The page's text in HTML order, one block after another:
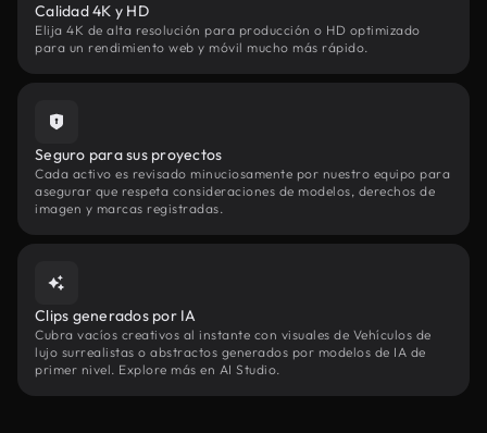
Calidad 4K y HD
Elija 4K de alta resolución para producción o HD optimizado
para un rendimiento web y móvil mucho más rápido.
Seguro para sus proyectos
Cada activo es revisado minuciosamente por nuestro equipo para
asegurar que respeta consideraciones de modelos, derechos de
imagen y marcas registradas.
Clips generados por IA
Cubra vacíos creativos al instante con visuales de Vehículos de
lujo surrealistas o abstractos generados por modelos de IA de
primer nivel. Explore más en AI Studio.